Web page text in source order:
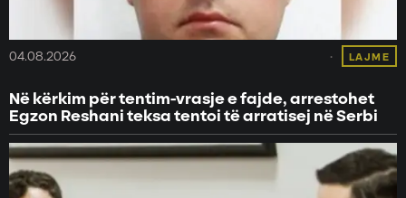
04.08.2026 LAJME
Në kërkim për tentim-vrasje e fajde, arrestohet
Egzon Reshani teksa tentoi të arratisej në Serbi